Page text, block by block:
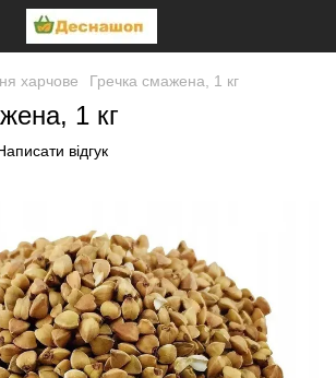
харчове Гречка смажена, 1 кг
1 кг
відгук